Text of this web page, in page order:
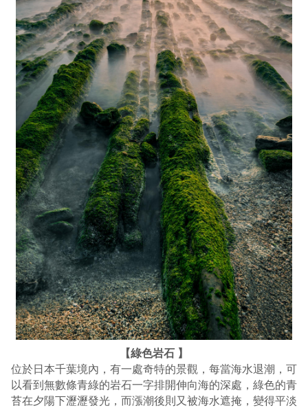
【綠色岩石 】
位於日本千葉境內，有一處奇特的景觀，每當海水退潮，可
以看到無數條青綠的岩石一字排開伸向海的深處，綠色的青
苔在夕陽下瀝瀝發光，而漲潮後則又被海水遮掩，變得平淡